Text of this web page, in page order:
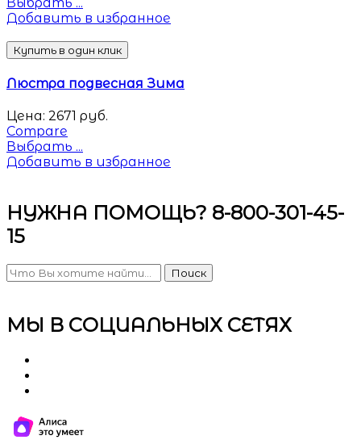
Добавить в избранное
Купить в один клик
Люстра подвесная Зима
Цена: 2671 руб.
Compare
Выбрать ...
Добавить в избранное
НУЖНА ПОМОЩЬ? 8-800-301-45-
15
Поиск
МЫ В СОЦИАЛЬНЫХ СЕТЯХ